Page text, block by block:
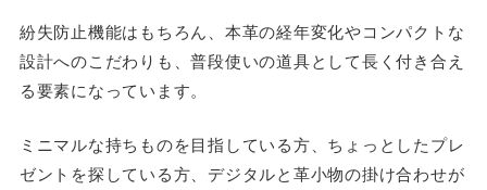
紛失防止機能はもちろん、本革の経年変化やコンパクトな
設計へのこだわりも、普段使いの道具として長く付き合え
る要素になっています。
ミニマルな持ちものを目指している方、ちょっとしたプレ
ゼントを探している方、デジタルと革小物の掛け合わせが